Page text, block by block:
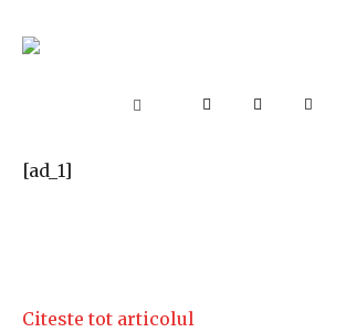
[ad_1]
Citeste tot articolul